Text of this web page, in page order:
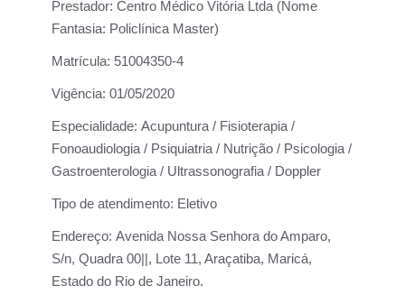
Prestador: Centro Médico Vitória Ltda (Nome
Fantasia: Policlínica Master)
Matrícula: 51004350-4
Vigência: 01/05/2020
Especialidade: Acupuntura / Fisioterapia /
Fonoaudiologia / Psiquiatria / Nutrição / Psicologia /
Gastroenterologia / Ultrassonografia / Doppler
Tipo de atendimento: Eletivo
Endereço: Avenida Nossa Senhora do Amparo,
S/n, Quadra 00||, Lote 11, Araçatiba, Maricá,
Estado do Rio de Janeiro.